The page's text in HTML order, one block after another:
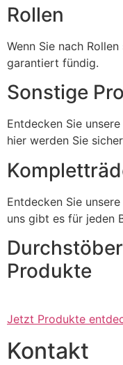
Rollen
Wenn Sie nach
garantiert fündig.
Sonstige
Entdecken Sie
hier werden Sie
Entdecken Sie
uns gibt es für jeden
Produkte
Jetzt Produkte
Kontakt